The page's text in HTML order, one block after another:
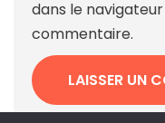
dans le
commentaire.